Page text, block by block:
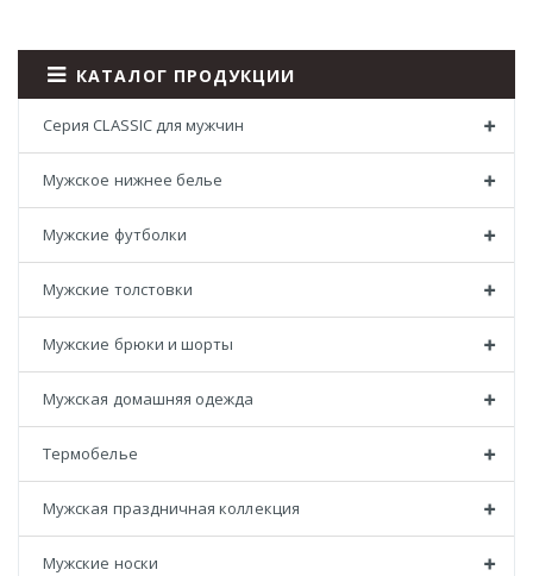
КАТАЛОГ ПРОДУКЦИИ
Серия CLASSIC для мужчин
Мужское нижнее белье
Мужские футболки
Мужские толстовки
Мужские брюки и шорты
Мужская домашняя одежда
Термобелье
Мужская праздничная коллекция
Мужские носки